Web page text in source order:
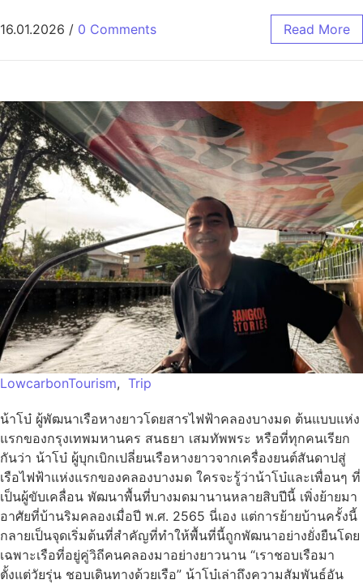
16.01.2026 / 0 Comments Read More
LowcarbonTourism, Trip
น้าโบ๋ ผู้พัฒนาเรือหางยาวโดยสารไฟฟ้าคลองบางมด ต้นแบบแห่ง
แรกของกรุงเทพมหานคร สนธยา เสมทัพพระ หรือที่ทุกคนเรียก
กันว่า น้าโบ๋ ผู้บุกเบิกเปลี่ยนเรือหางยาวจากเครื่องยนต์สันดาปสู่
เรือไฟฟ้าแห่งแรกของคลองบางมด ใครจะรู้ว่าน้าโบ๋และเพื่อนๆ ที่
เป็นผู้ขับเคลื่อน พัฒนาพื้นที่บางมดมานานหลายสิบปีนี้ เพิ่งย้ายมา
อาศัยที่บ้านริมคลองเมื่อปี พ.ศ. 2565 นี่เอง แต่การย้ายบ้านครั้งนี้
กลายเป็นจุดเริ่มต้นที่สำคัญที่ทำให้พื้นที่นี้ถูกพัฒนาอย่างยั่งยืนโดย
เฉพาะเรือที่อยู่คู่วิถีคนคลองมาอย่างยาวนาน “เราชอบเรือมา
ตั้งแต่วัยรุ่น ชอบเดินทางด้วยเรือ” น้าโบ๋เล่าถึงความสัมพันธ์อัน